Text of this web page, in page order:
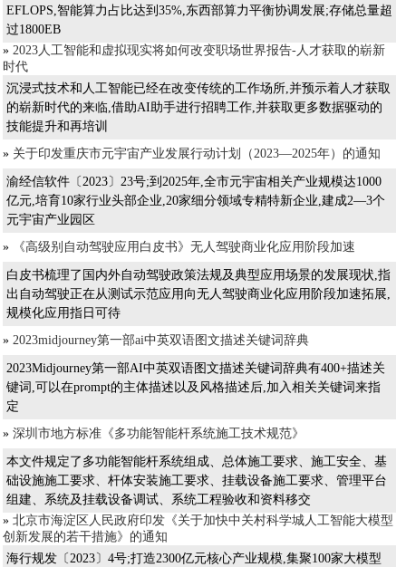
EFLOPS,智能算力占比达到35%,东西部算力平衡协调发展;存储总量超
过1800EB
» 2023人工智能和虚拟现实将如何改变职场世界报告-人才获取的崭新
时代
沉浸式技术和人工智能已经在改变传统的工作场所,并预示着人才获取
的崭新时代的来临,借助AI助手进行招聘工作,并获取更多数据驱动的
技能提升和再培训
» 关于印发重庆市元宇宙产业发展行动计划（2023—2025年）的通知
渝经信软件〔2023〕23号;到2025年,全市元宇宙相关产业规模达1000
亿元,培育10家行业头部企业,20家细分领域专精特新企业,建成2—3个
元宇宙产业园区
»
《高级别自动驾驶应用白皮书》无人驾驶商业化应用阶段加速
白皮书梳理了国内外自动驾驶政策法规及典型应用场景的发展现状,指
出自动驾驶正在从测试示范应用向无人驾驶商业化应用阶段加速拓展,
规模化应用指日可待
» 2023midjourney第一部ai中英双语图文描述关键词辞典
2023Midjourney第一部AI中英双语图文描述关键词辞典有400+描述关
键词,可以在prompt的主体描述以及风格描述后,加入相关关键词来指
定
» 深圳市地方标准《多功能智能杆系统施工技术规范》
本文件规定了多功能智能杆系统组成、总体施工要求、施工安全、基
础设施施工要求、杆体安装施工要求、挂载设备施工要求、管理平台
组建、系统及挂载设备调试、系统工程验收和资料移交
» 北京市海淀区人民政府印发《关于加快中关村科学城人工智能大模型
创新发展的若干措施》的通知
海行规发〔2023〕4号;打造2300亿元核心产业规模,集聚100家大模型